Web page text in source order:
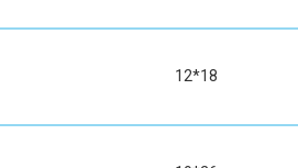
12*18